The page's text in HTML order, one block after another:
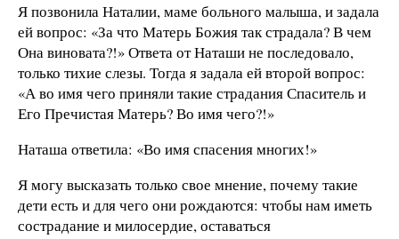
Я позвонила Наталии, маме больного малыша, и задала
ей вопрос: «За что Матерь Божия так страдала? В чем
Она виновата?!» Ответа от Наташи не последовало,
только тихие слезы. Тогда я задала ей второй вопрос:
«А во имя чего приняли такие страдания Спаситель и
Его Пречистая Матерь? Во имя чего?!»
Наташа ответила: «Во имя спасения многих!»
Я могу высказать только свое мнение, почему такие
дети есть и для чего они рождаются: чтобы нам иметь
сострадание и милосердие, оставаться